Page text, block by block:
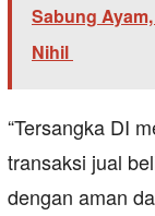
Sabung
Nihil
“Tersangka DI
transaksi jual
dengan aman